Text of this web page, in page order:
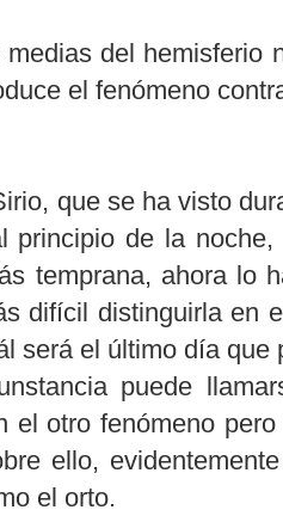
medias del hemisferio
el fenómeno
que se ha visto
principio de la
temprana, ahora lo
difícil distinguirla en
será el último día que
puede
el otro fenómeno
ello,
el orto.